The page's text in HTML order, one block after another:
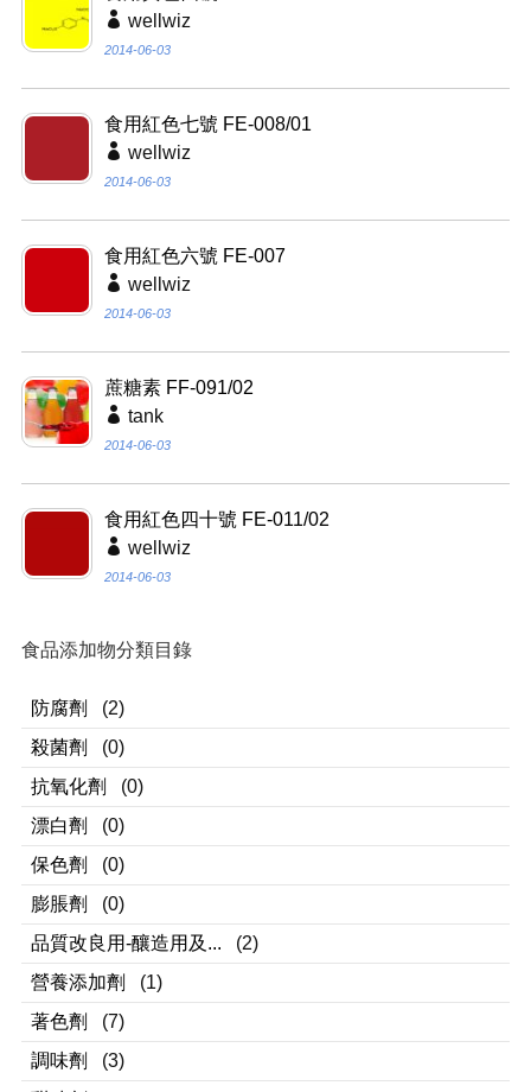
wellwiz
2014-06-03
食用紅色七號 FE-008/01
wellwiz
2014-06-03
食用紅色六號 FE-007
wellwiz
2014-06-03
蔗糖素 FF-091/02
tank
2014-06-03
食用紅色四十號 FE-011/02
wellwiz
2014-06-03
食品添加物分類目錄
防腐劑
(2)
殺菌劑
(0)
抗氧化劑
(0)
漂白劑
(0)
保色劑
(0)
膨脹劑
(0)
品質改良用-釀造用及...
(2)
營養添加劑
(1)
著色劑
(7)
調味劑
(3)